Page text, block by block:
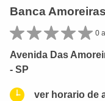
Banca Amoreiras
0
Avenida Das
- SP
ver horario de